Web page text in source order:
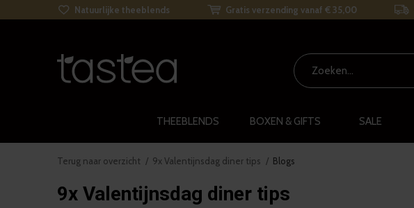
THEEBLENDS BOXEN & GIFTS SALE
Natuurlijke theeblends Gratis verzending vanaf € 35,00
Terug naar overzicht 9x Valentijnsdag diner tips Blogs
9x Valentijnsdag diner tips